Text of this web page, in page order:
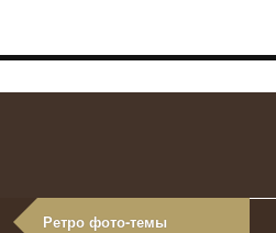
Ретро фото-темы